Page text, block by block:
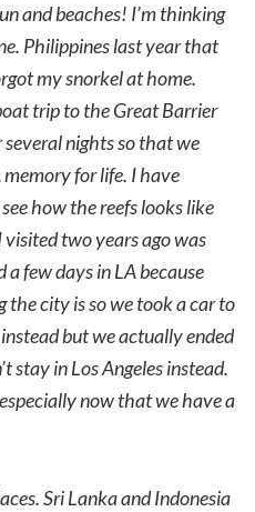
and beaches! I’m thinking
Philippines last year that
my snorkel at home.
trip to the Great Barrier
several nights so that we
for life. I have
how the reefs looks like
visited two years ago was
few days in LA because
city is so we took a car to
but we actually ended
stay in Los Angeles instead.
now that we have a
Sri Lanka and Indonesia